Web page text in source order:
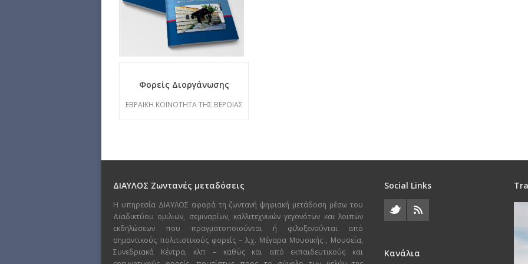
Φορείς Διοργάνωσης
ΕΒΡΑΙΚΗ ΚΟΙΝΟΤΗΤΑ ΤΗΣ ΒΕΡΟΙΑΣ
ΔΙΑΥΛΟΣ Ζωντανές μεταδόσεις
Η υπηρεσία ΔΙΑΥΛΟΣ αφορά τη ζωντανή ψηφιακή μετάδοση μέσω του
Διαδικτύου ομιλιών, σεμιναρίων, καλλιτεχνικών γεγονότων και λοιπών
εκδηλώσεων που πραγματοποιούνται ή φιλοξενούνται από
σημαντικούς πολιτιστικούς φορείς – λ.χ. Μέγαρα Μουσικής , Μουσεία,
Συνεδριακά Κέντρα, κλπ – καθώς και από εκπαιδευτικούς και
Social Links
Κανάλια